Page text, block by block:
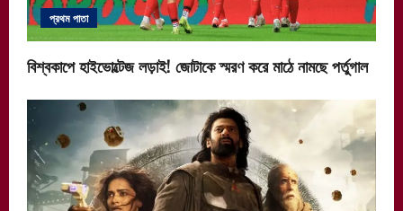
প্রথম পাতা
বিশ্বকাপে হাইভোল্টেজ লড়াই! জোটাকে স্মরণ করে মাঠে নামছে পর্তুগাল